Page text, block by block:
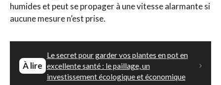
humides et peut se propager à une vitesse alarmante si
aucune mesure n’est prise.
À lire
Le secret pour garder vos plantes en pot en
excellente santé : le paillage, un
investissement écologique et économique